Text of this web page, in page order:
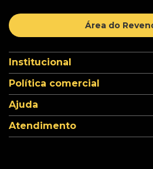
Área do
Institucional
Política comercial
Ajuda
Atendimento